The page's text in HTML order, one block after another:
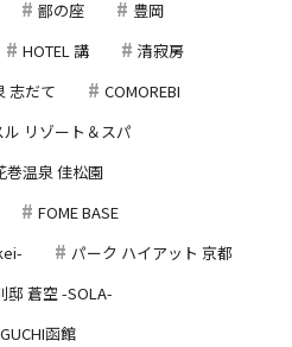
鄙の座
豊岡
HOTEL 講
清寂房
志だて
COMOREBI
リゾート＆スパ
巻温泉 佳松園
FOME BASE
パーク ハイアット 京都
邸 蒼空 -SOLA-
函館